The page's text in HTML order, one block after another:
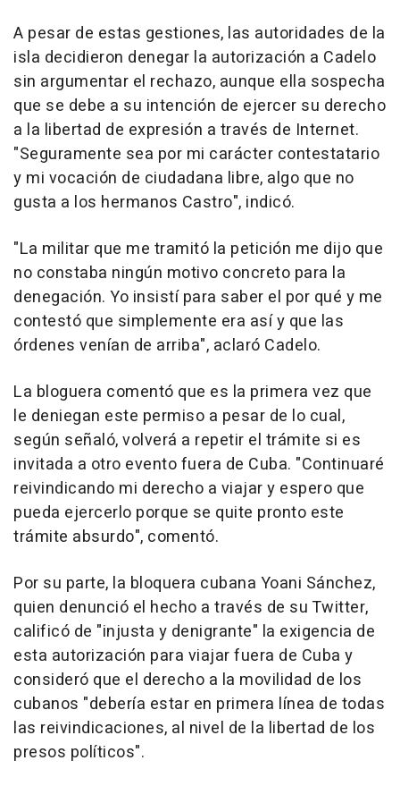
A pesar de estas gestiones, las autoridades de la
isla decidieron denegar la autorización a Cadelo
sin argumentar el rechazo, aunque ella sospecha
que se debe a su intención de ejercer su derecho
a la libertad de expresión a través de Internet.
"Seguramente sea por mi carácter contestatario
y mi vocación de ciudadana libre, algo que no
gusta a los hermanos Castro", indicó.
"La militar que me tramitó la petición me dijo que
no constaba ningún motivo concreto para la
denegación. Yo insistí para saber el por qué y me
contestó que simplemente era así y que las
órdenes venían de arriba", aclaró Cadelo.
La bloguera comentó que es la primera vez que
le deniegan este permiso a pesar de lo cual,
según señaló, volverá a repetir el trámite si es
invitada a otro evento fuera de Cuba. "Continuaré
reivindicando mi derecho a viajar y espero que
pueda ejercerlo porque se quite pronto este
trámite absurdo", comentó.
Por su parte, la bloquera cubana Yoani Sánchez,
quien denunció el hecho a través de su Twitter,
calificó de "injusta y denigrante" la exigencia de
esta autorización para viajar fuera de Cuba y
consideró que el derecho a la movilidad de los
cubanos "debería estar en primera línea de todas
las reivindicaciones, al nivel de la libertad de los
presos políticos".